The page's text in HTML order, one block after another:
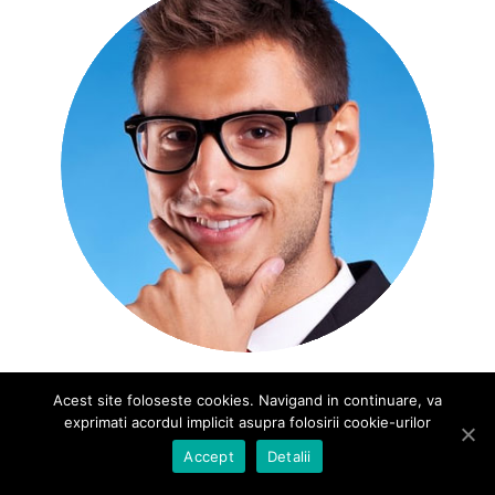
Office Manager
Acest site foloseste cookies. Navigand in continuare, va
exprimati acordul implicit asupra folosirii cookie-urilor
Accept
Detalii